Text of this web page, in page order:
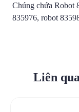
Chúng chứa Robot
835976, robot
Liên